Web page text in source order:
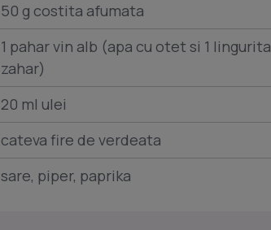
50 g costita afumata
1 pahar vin alb (apa cu otet si 1 lingurita
zahar)
20 ml ulei
cateva fire de verdeata
sare, piper, paprika